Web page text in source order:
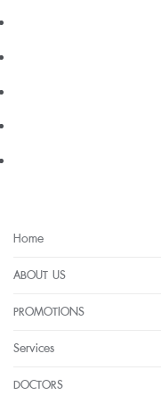
Home
ABOUT US
PROMOTIONS
Services
DOCTORS